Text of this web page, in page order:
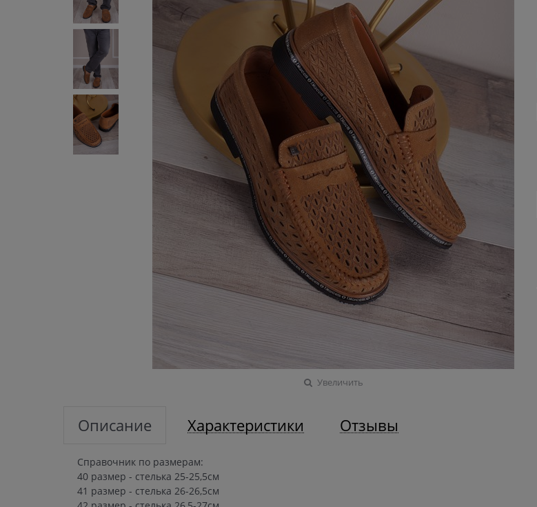
Увеличить
Описание Характеристики Отзывы
Справочник по размерам:
40 размер - стелька 25-25,5см
41 размер - стелька 26-26,5см